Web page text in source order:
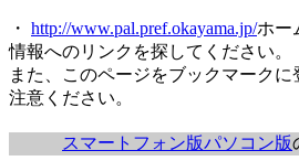
・ http://www.pal.pref.okayama.jp/ホー
情報へのリンクを探してください。
また、このページをブックマーク
注意ください。
スマートフォン版パソコン版